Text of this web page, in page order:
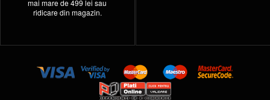
mai mare de 499 lei sau
ridicare din magazin.